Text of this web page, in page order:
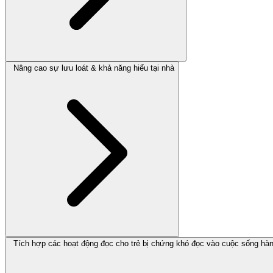
Nâng cao sự lưu loát & khả năng hiểu tại nhà
Tích hợp các hoạt động đọc cho trẻ bị chứng khó đọc vào cuộc sống